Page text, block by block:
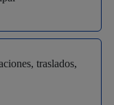
traslados,